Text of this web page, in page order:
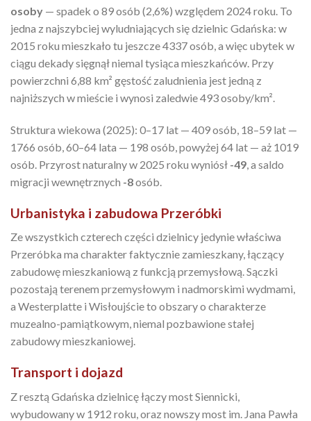
osoby — spadek o 89 osób (2,6%) względem 2024 roku. To
jedna z najszybciej wyludniających się dzielnic Gdańska: w
2015 roku mieszkało tu jeszcze 4337 osób, a więc ubytek w
ciągu dekady sięgnął niemal tysiąca mieszkańców. Przy
powierzchni 6,88 km² gęstość zaludnienia jest jedną z
najniższych w mieście i wynosi zaledwie 493 osoby/km².
Struktura wiekowa (2025): 0–17 lat — 409 osób, 18–59 lat —
1766 osób, 60–64 lata — 198 osób, powyżej 64 lat — aż 1019
osób. Przyrost naturalny w 2025 roku wyniósł -49, a saldo
migracji wewnętrznych -8osób.
Urbanistyka i zabudowa Przeróbki
Ze wszystkich czterech części dzielnicy jedynie właściwa
Przeróbka ma charakter faktycznie zamieszkany, łączący
zabudowę mieszkaniową z funkcją przemysłową. Sączki
pozostają terenem przemysłowym i nadmorskimi wydmami,
a Westerplatte i Wisłoujście to obszary o charakterze
muzealno-pamiątkowym, niemal pozbawione stałej
zabudowy mieszkaniowej.
Transport i dojazd
Z resztą Gdańska dzielnicę łączy most Siennicki,
wybudowany w 1912 roku, oraz nowszy most im. Jana Pawła